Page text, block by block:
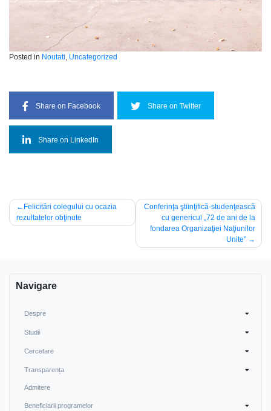
Posted in Noutati, Uncategorized
Share on Facebook Share on Twitter
Share on LinkedIn
Navigare
în
Felicitări colegului cu ocazia
rezultatelor obţinute
Conferinţa ştiinţifică-studenţească
cu genericul „72 de ani de la
fondarea Organizaţiei Naţiunilor
Unite”
Navigare
Despre
Studii
Cercetare
Transparența
Admitere
Beneficiarii programelor